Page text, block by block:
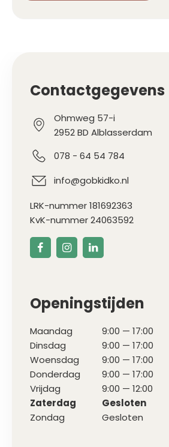
Contactgegevens
Ohmweg 57-i
2952 BD Alblasserdam
078 - 64 54 784
info@gobkidko.nl
LRK-nummer 181692363
KvK-nummer 24063592
Openingstijden
Maandag
9:00 — 17:00
Dinsdag
9:00 — 17:00
Woensdag
9:00 — 17:00
Donderdag
9:00 — 17:00
Vrijdag
9:00 — 12:00
Zaterdag
Gesloten
Zondag
Gesloten